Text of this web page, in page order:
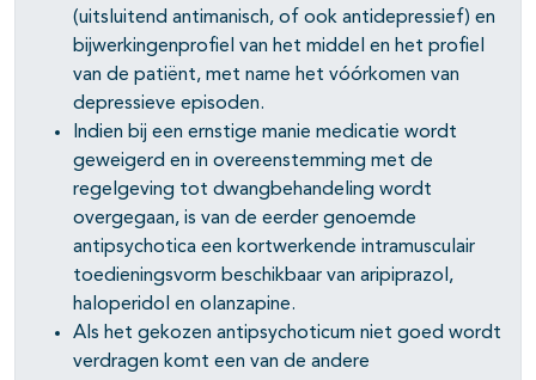
(uitsluitend antimanisch, of ook antidepressief) en
bijwerkingenprofiel van het middel en het profiel
van de patiënt, met name het vóórkomen van
depressieve episoden.
Indien bij een ernstige manie medicatie wordt
geweigerd en in overeenstemming met de
regelgeving tot dwangbehandeling wordt
overgegaan, is van de eerder genoemde
antipsychotica een kortwerkende intramusculair
toedieningsvorm beschikbaar van aripiprazol,
haloperidol en olanzapine.
Als het gekozen antipsychoticum niet goed wordt
verdragen komt een van de andere